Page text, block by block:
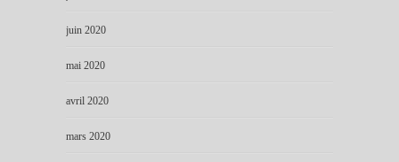
juin 2020
mai 2020
avril 2020
mars 2020